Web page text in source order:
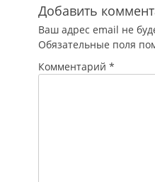
работали
охранниками на
котельных города, с
которыми
сотрудничал ЧОП
“Патруль”. Однако, с
Добавить
Ваш адрес email не
Обязательные поля
Комментарий *